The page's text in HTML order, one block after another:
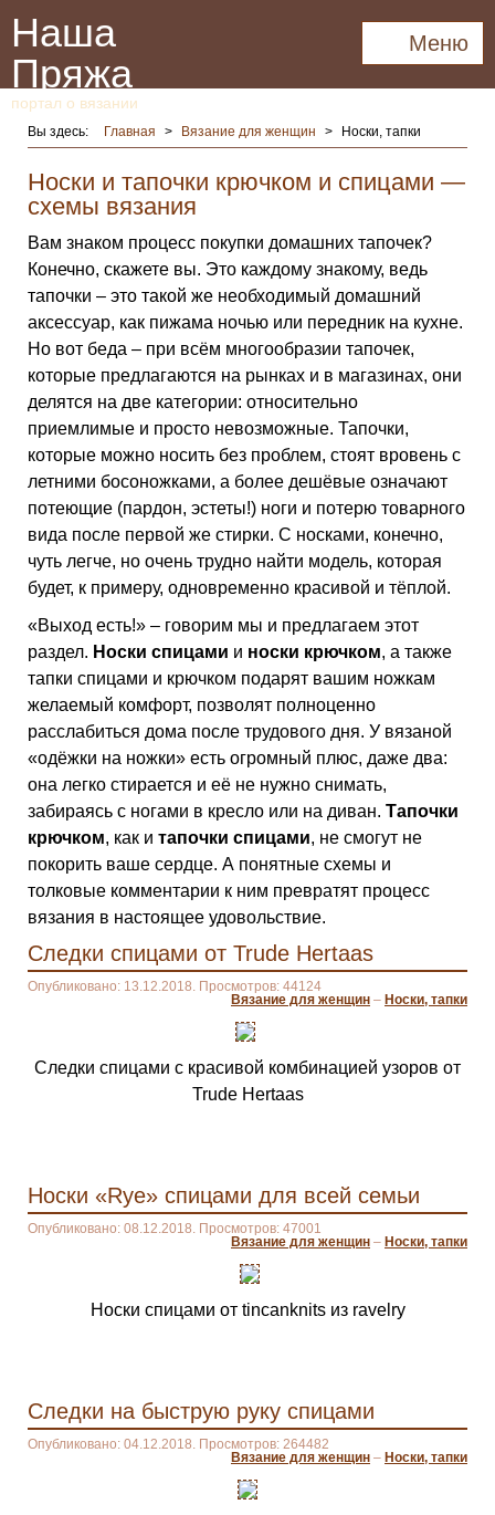
Наша
Пряжа
портал о вязании
Меню
Вы здесь: Главная > Вязание для женщин > Носки, тапки
Носки и тапочки крючком и спицами —
схемы вязания
Вам знаком процесс покупки домашних тапочек?
Конечно, скажете вы. Это каждому знакому, ведь
тапочки – это такой же необходимый домашний
аксессуар, как пижама ночью или передник на кухне.
Но вот беда – при всём многообразии тапочек,
которые предлагаются на рынках и в магазинах, они
делятся на две категории: относительно
приемлимые и просто невозможные. Тапочки,
которые можно носить без проблем, стоят вровень с
летними босоножками, а более дешёвые означают
потеющие (пардон, эстеты!) ноги и потерю товарного
вида после первой же стирки. С носками, конечно,
чуть легче, но очень трудно найти модель, которая
будет, к примеру, одновременно красивой и тёплой.
«Выход есть!» – говорим мы и предлагаем этот
раздел. Носки спицами и носки крючком, а также
тапки спицами и крючком подарят вашим ножкам
желаемый комфорт, позволят полноценно
расслабиться дома после трудового дня. У вязаной
«одёжки на ножки» есть огромный плюс, даже два:
она легко стирается и её не нужно снимать,
забираясь с ногами в кресло или на диван. Тапочки
крючком, как и тапочки спицами, не смогут не
покорить ваше сердце. А понятные схемы и
толковые комментарии к ним превратят процесс
вязания в настоящее удовольствие.
Следки спицами от Trude Hertaas
Опубликовано: 13.12.2018. Просмотров: 44124
Вязание для женщин – Носки, тапки
Следки спицами с красивой комбинацией узоров от
Trude Hertaas
Носки «Rye» спицами для всей семьи
Опубликовано: 08.12.2018. Просмотров: 47001
Вязание для женщин – Носки, тапки
Носки спицами от tincanknits из ravelry
Следки на быструю руку спицами
Опубликовано: 04.12.2018. Просмотров: 264482
Вязание для женщин – Носки, тапки